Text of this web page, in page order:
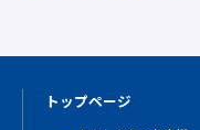
トップページ